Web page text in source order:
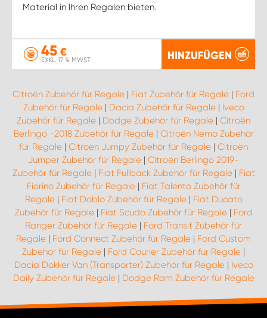
Material in Ihren Regalen bieten.
45 €
EXKL. 17 % MWST. HINZUFÜGEN
Citroën Zubehör für Regale | Fiat Zubehör für Regale | Ford
Zubehör für Regale| Dacia Zubehör für Regale| Iveco
Zubehör für Regale | Dodge Zubehör für Regale | Citroën
Berlingo -2018 Zubehör für Regale| Citroën Nemo Zubehör
für Regale | Citroën Jumpy Zubehör für Regale | Citroën
Jumper Zubehör für Regale | Citroën Berlingo 2019-
Zubehör für Regale| Fiat Fullback Zubehör für Regale| Fiat
Fiorino Zubehör für Regale| Fiat Talento Zubehör für
Regale| Fiat Doblo Zubehör für Regale| Fiat Ducato
Zubehör für Regale| Fiat Scudo Zubehör für Regale| Ford
Ranger Zubehör für Regale | Ford Transit Zubehör für
Regale | Ford Connect Zubehör für Regale | Ford Custom
Zubehör für Regale | Ford Courier Zubehör für Regale |
Dacia Dokker Van (Transporter) Zubehör für Regale| Iveco
Daily Zubehör für Regale| Dodge Ram Zubehör für Regale